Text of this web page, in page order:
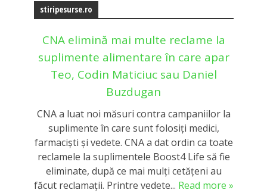
stiripesurse.ro
CNA elimină mai multe reclame la
suplimente alimentare în care apar
Teo, Codin Maticiuc sau Daniel
Buzdugan
CNA a luat noi măsuri contra campaniilor la
suplimente în care sunt folosiţi medici,
farmacişti şi vedete. CNA a dat ordin ca toate
reclamele la suplimentele Boost4 Life să fie
eliminate, după ce mai mulți cetățeni au
făcut reclamații. Printre vedete... Read more »